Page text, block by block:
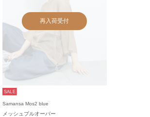
再入荷受付
SALE
Samansa Mos2 blue
メッシュプルオーバー